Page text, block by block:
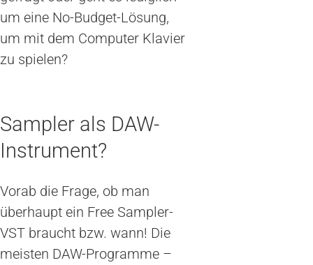
um eine No-Budget-Lösung,
um mit dem Computer Klavier
zu spielen?
Sampler als DAW-
Instrument?
Vorab die Frage, ob man
überhaupt ein Free Sampler-
VST braucht bzw. wann! Die
meisten DAW-Programme –